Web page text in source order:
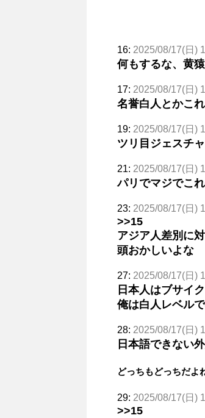
16: 2025/08/17(日)
何もするな、黄猿
17: 2025/08/17(日)
名誉白人とかこ
19: 2025/08/17(日)
ツリ目ジェスチ
21: 2025/08/17(日)
パリでマジでこ
23: 2025/08/17(日)
>>15
アジア人差別に
頭おかしいよな
27: 2025/08/17(日)
日本人はブサイ
俺は白人レベル
28: 2025/08/17(日)
日本語できない
どっちもどっちだよ
29: 2025/08/17(日)
>>15